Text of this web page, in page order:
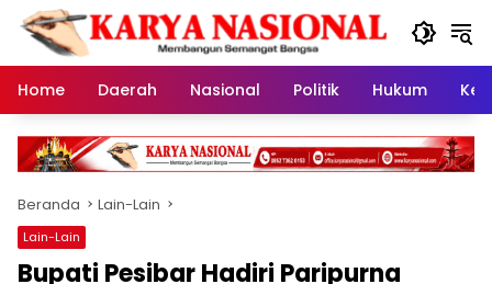
Langsung
konten
Home
Daerah Nasional Politik Hukum
Beranda Lain-Lain
Lain-Lain
Bupati Pesibar Hadiri Paripurna